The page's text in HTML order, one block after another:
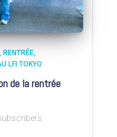
RENTRÉE
LFI TOKYO
de la rentrée